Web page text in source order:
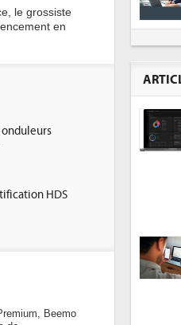
le grossiste
en
HDS
Beemo